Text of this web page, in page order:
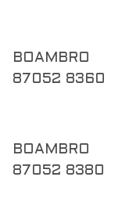
BOAMBRO
87052 8360
BOAMBRO
87052 8380